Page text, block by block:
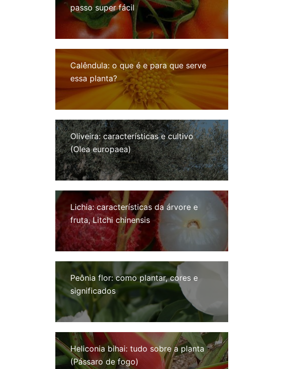
passo super fácil
Calêndula: o que é e para que serve
essa planta?
Oliveira: características e cultivo
(Olea europaea)
Lichia: características da árvore e
fruta, Litchi chinensis
Peônia flor: como plantar, cores e
significados
Heliconia bihai: tudo sobre a planta
(Pássaro de fogo)